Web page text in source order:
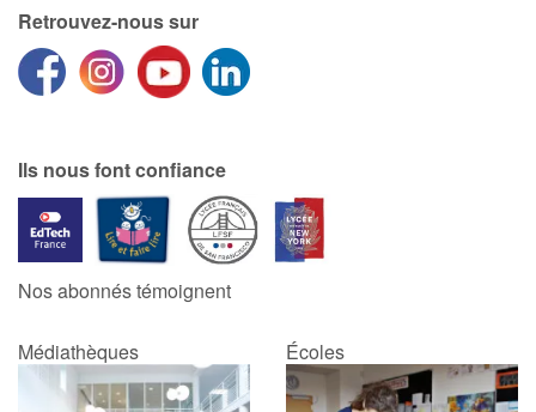
Retrouvez-nous sur
Ils nous font confiance
Nos abonnés témoignent
Médiathèques Écoles